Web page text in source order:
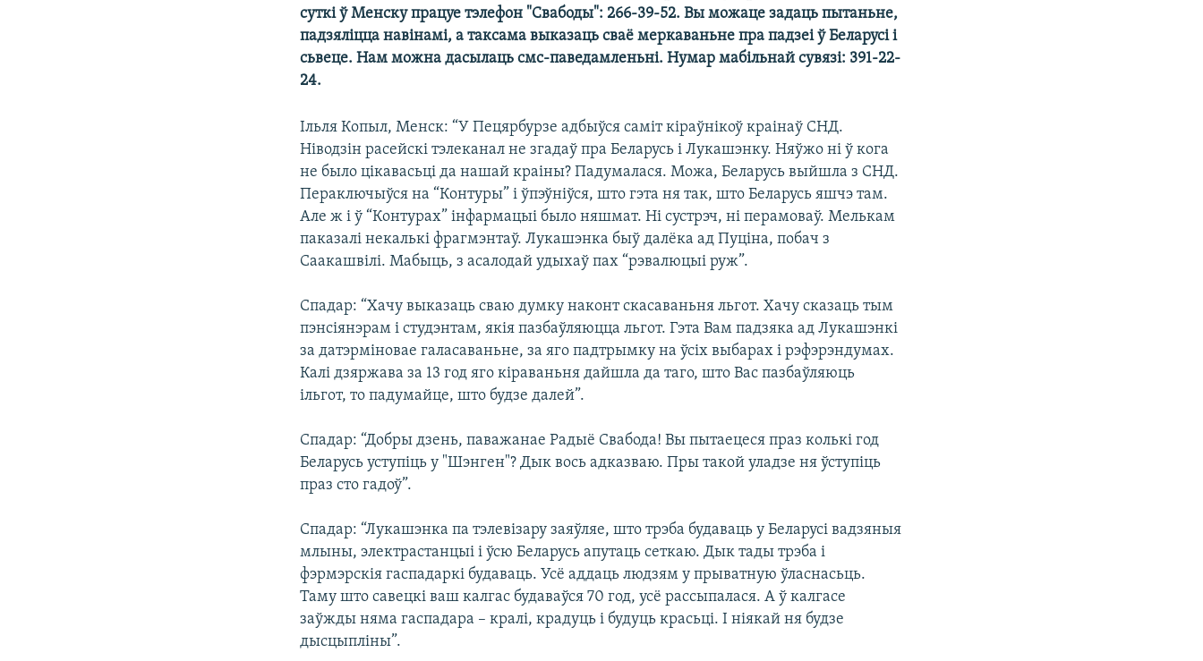
суткі ў Менску працуе тэлефон "Свабоды": 266-39-52. Вы можаце задаць пытаньне,
падзяліцца навінамі, а таксама выказаць сваё меркаваньне пра падзеі ў Беларусі і
сьвеце. Нам можна дасылаць смс-паведамленьні. Нумар мабільнай сувязі: 391-22-
24.
Ільля Копыл, Менск: “У Пецярбурзе адбыўся саміт кіраўнікоў краінаў СНД.
Ніводзін расейскі тэлеканал не згадаў пра Беларусь і Лукашэнку. Няўжо ні ў кога
не было цікавасьці да нашай краіны? Падумалася. Можа, Беларусь выйшла з СНД.
Пераключыўся на “Контуры” і ўпэўніўся, што гэта ня так, што Беларусь яшчэ там.
Але ж і ў “Контурах” інфармацыі было няшмат. Ні сустрэч, ні перамоваў. Мелькам
паказалі некалькі фрагмэнтаў. Лукашэнка быў далёка ад Пуціна, побач з
Саакашвілі. Мабыць, з асалодай удыхаў пах “рэвалюцыі руж”.
Спадар: “Хачу выказаць сваю думку наконт скасаваньня льгот. Хачу сказаць тым
пэнсіянэрам і студэнтам, якія пазбаўляюцца льгот. Гэта Вам падзяка ад Лукашэнкі
за датэрміновае галасаваньне, за яго падтрымку на ўсіх выбарах і рэфэрэндумах.
Калі дзяржава за 13 год яго кіраваньня дайшла да таго, што Вас пазбаўляюць
ільгот, то падумайце, што будзе далей”.
Спадар: “Добры дзень, паважанае Радыё Свабода! Вы пытаецеся праз колькі год
Беларусь уступіць у "Шэнген"? Дык вось адказваю. Пры такой уладзе ня ўступіць
праз сто гадоў”.
Спадар: “Лукашэнка па тэлевізару заяўляе, што трэба будаваць у Беларусі вадзяныя
млыны, электрастанцыі і ўсю Беларусь апутаць сеткаю. Дык тады трэба і
фэрмэрскія гаспадаркі будаваць. Усё аддаць людзям у прыватную ўласнасьць.
Таму што савецкі ваш калгас будаваўся 70 год, усё рассыпалася. А ў калгасе
заўжды няма гаспадара – кралі, крадуць і будуць красьці. І ніякай ня будзе
дысцыпліны”.